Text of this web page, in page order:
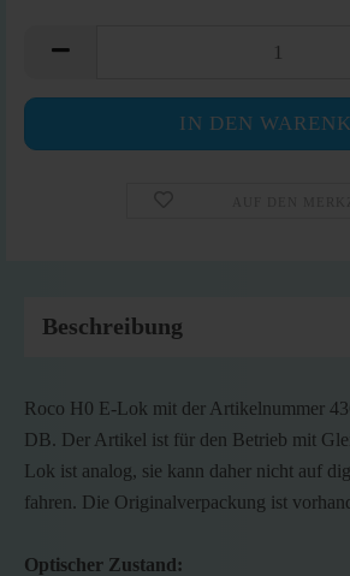
Beschreibung
Roco H0 E-Lok mit der Artikelnummer
DB. Der Artikel ist für den Betrieb mit
Lok ist analog, sie kann daher nicht auf
fahren. Die Originalverpackung ist
Optischer Zustand: